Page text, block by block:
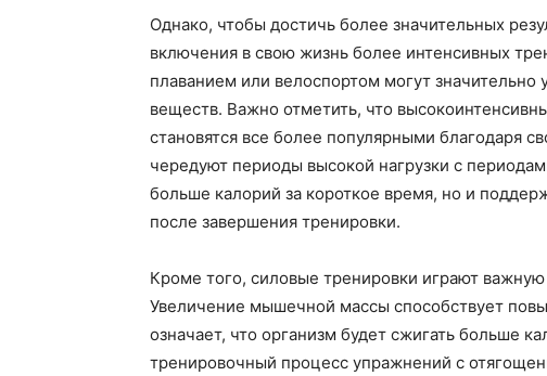
Однако, чтобы достичь более значительных
включения в свою жизнь более интенсивных
плаванием или велоспортом могут значительно
веществ. Важно отметить, что
становятся все более популярными благодаря
чередуют периоды высокой нагрузки с
больше калорий за короткое время, но и
после завершения тренировки.
Кроме того, силовые тренировки играют
Увеличение мышечной массы способствует
означает, что организм будет сжигать больше
тренировочный процесс упражнений с